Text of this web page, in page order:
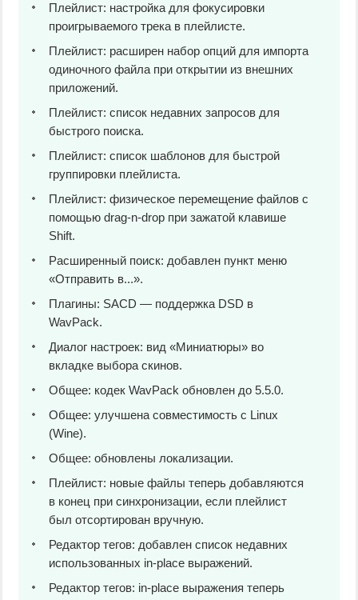
Плейлист: настройка для фокусировки
проигрываемого трека в плейлисте.
Плейлист: расширен набор опций для импорта
одиночного файла при открытии из внешних
приложений.
Плейлист: список недавних запросов для
быстрого поиска.
Плейлист: список шаблонов для быстрой
группировки плейлиста.
Плейлист: физическое перемещение файлов с
помощью drag-n-drop при зажатой клавише
Shift.
Расширенный поиск: добавлен пункт меню
«Отправить в...».
Плагины: SACD — поддержка DSD в
WavPack.
Диалог настроек: вид «Миниатюры» во
вкладке выбора скинов.
Общее: кодек WavPack обновлен до 5.5.0.
Общее: улучшена совместимость с Linux
(Wine).
Общее: обновлены локализации.
Плейлист: новые файлы теперь добавляются
в конец при синхронизации, если плейлист
был отсортирован вручную.
Редактор тегов: добавлен список недавних
использованных in-place выражений.
Редактор тегов: in-place выражения теперь